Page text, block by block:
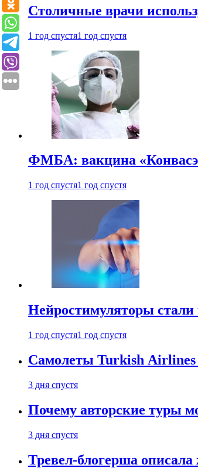
Столичные врачи
1 год спустя1 год спустя
ФМБА: вакцина
1 год спустя1 год спустя
Нейростимуляторы
1 год спустя1 год спустя
Самолеты Turkish Airlines
3 дня спустя
Почему авторские туры
3 дня спустя
Тревел-блогерша